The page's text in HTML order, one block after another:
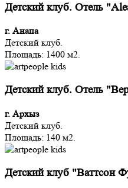
Детский клуб. Отель
г. Анапа
Детский клуб.
Площадь: 1400 м2.
Детский клуб. Отель
г. Архыз
Детский клуб.
Площадь: 140 м2.
Детский клуб "Ваттсон